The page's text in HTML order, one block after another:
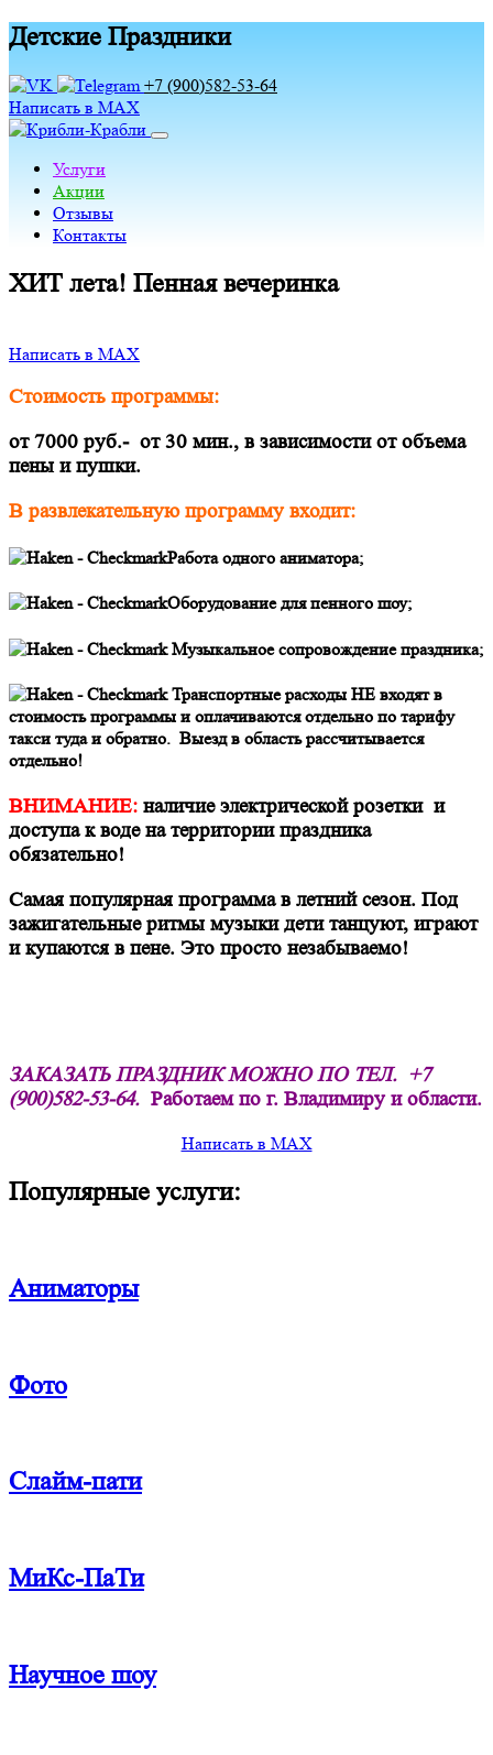
Детские Праздники
+7 (900)582-53-64
Написать в MAX
Услуги
Акции
Отзывы
Контакты
ХИТ лета! Пенная вечеринка
Написать в MAX
Стоимость программы:
от 7000 руб.- от 30 мин., в зависимости от объема
пены и пушки.
В развлекательную программу входит:
Работа одного аниматора;
Оборудование для пенного шоу;
Музыкальное сопровождение праздника;
Транспортные расходы НЕ входят в
стоимость программы и оплачиваются отдельно по тарифу
такси туда и обратно. Выезд в область рассчитывается
отдельно!
ВНИМАНИЕ: наличие электрической розетки и
доступа к воде на территории праздника
обязательно!
Самая популярная программа в летний сезон. Под
зажигательные ритмы музыки дети танцуют, играют
и купаются в пене. Это просто незабываемо!
ЗАКАЗАТЬ ПРАЗДНИК МОЖНО ПО ТЕЛ. +7
(900)582-53-64. Работаем по г. Владимиру и области.
Написать в MAX
Популярные услуги:
Аниматоры
Фото
Слайм-пати
МиКс-ПаТи
Научное шоу